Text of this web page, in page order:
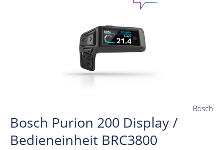
Bosch Purion 200 Display /
Bedieneinheit BRC3800
Bosch